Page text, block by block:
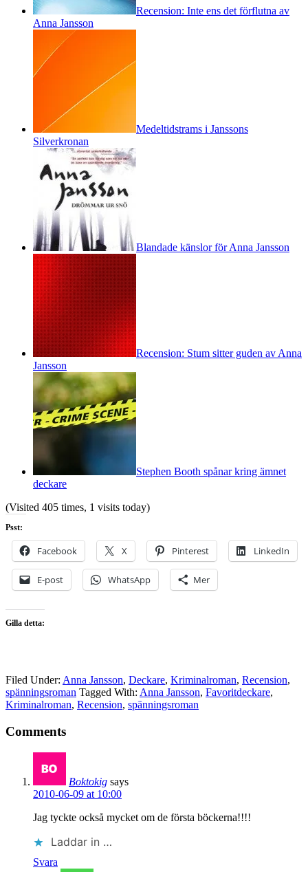
Recension: Inte ens det förflutna av
Anna Jansson
Medeltidstrams i Janssons
Silverkronan
Blandade känslor för Anna Jansson
Recension: Stum sitter guden av Anna
Jansson
Stephen Booth spånar kring ämnet
deckare
(Visited 405 times, 1 visits today)
Psst:
Facebook X Pinterest LinkedIn
E-post WhatsApp Mer
Gilla detta:
Filed Under: Anna Jansson, Deckare, Kriminalroman, Recension,
spänningsroman Tagged With: Anna Jansson, Favoritdeckare,
Kriminalroman, Recension, spänningsroman
Comments
Boktokig says
2010-06-09 at 10:00
Jag tyckte också mycket om de första böckerna!!!!
Laddar in …
Svara